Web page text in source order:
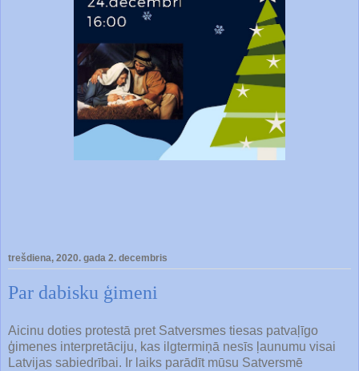
trešdiena, 2020. gada 2. decembris
Par dabisku ģimeni
Aicinu doties protestā pret Satversmes tiesas patvaļīgo
ģimenes interpretāciju, kas ilgtermiņā nesīs ļaunumu visai
Latvijas sabiedrībai. Ir laiks parādīt mūsu Satversmē